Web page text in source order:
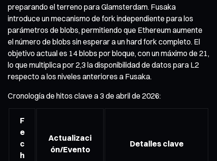
preparando el terreno para Glamsterdam. Fusaka
introduce un mecanismo de fork independiente para los
parámetros de blobs, permitiendo que Ethereum aumente
el número de blobs sin esperar a un hard fork completo. El
objetivo actual es 14 blobs por bloque, con un máximo de 21,
lo que multiplica por 2,3 la disponibilidad de datos para L2
respecto a los niveles anteriores a Fusaka.
Cronología de hitos clave a 3 de abril de 2026:
F
e
c
h
Actualizaci
ón/Evento
Detalles clave